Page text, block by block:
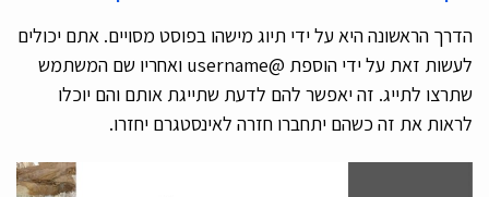
הדרך הראשונה היא על ידי תיוג מישהו בפוסט מסויים. אתם יכולים
לעשות זאת על ידי הוספת @username ואחריו שם המשתמש
שתרצו לתייג. זה יאפשר להם לדעת שתייגת אותם והם יוכלו
לראות את זה כשהם יתחברו חזרה לאינסטגרם יחזרו.